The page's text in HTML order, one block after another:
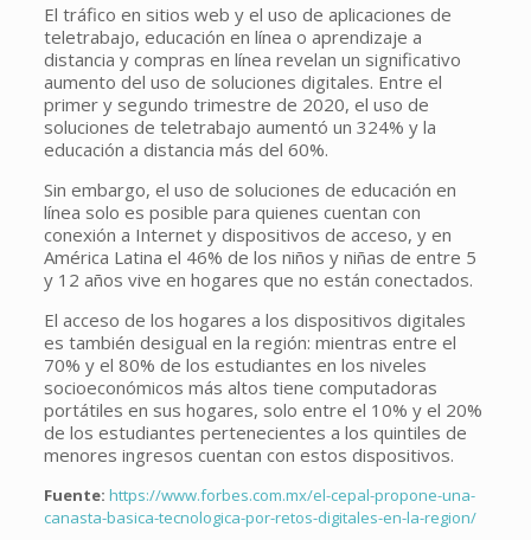
El tráfico en sitios web y el uso de aplicaciones de
teletrabajo, educación en línea o aprendizaje a
distancia y compras en línea revelan un significativo
aumento del uso de soluciones digitales. Entre el
primer y segundo trimestre de 2020, el uso de
soluciones de teletrabajo aumentó un 324% y la
educación a distancia más del 60%.
Sin embargo, el uso de soluciones de educación en
línea solo es posible para quienes cuentan con
conexión a Internet y dispositivos de acceso, y en
América Latina el 46% de los niños y niñas de entre 5
y 12 años vive en hogares que no están conectados.
El acceso de los hogares a los dispositivos digitales
es también desigual en la región: mientras entre el
70% y el 80% de los estudiantes en los niveles
socioeconómicos más altos tiene computadoras
portátiles en sus hogares, solo entre el 10% y el 20%
de los estudiantes pertenecientes a los quintiles de
menores ingresos cuentan con estos dispositivos.
Fuente: https://www.forbes.com.mx/el-cepal-propone-una-
canasta-basica-tecnologica-por-retos-digitales-en-la-region/